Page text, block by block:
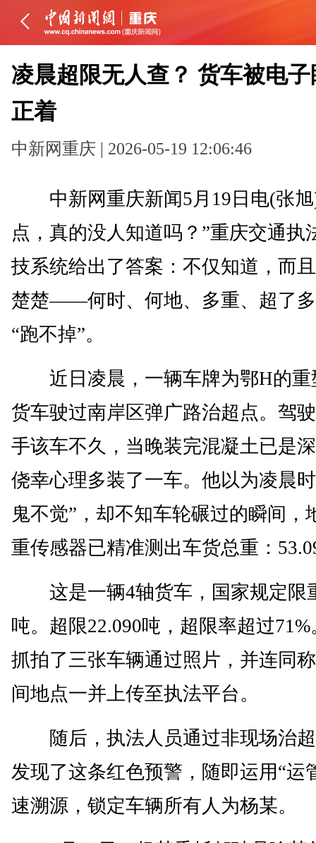
凌晨超限无人查？ 货车被电子
正着
中新网重庆 | 2026-05-19 12:06:46
中新网重庆新闻5月19日电(张旭
点，真的没人知道吗？”重庆交通执
技系统给出了答案：不仅知道，而
楚楚——何时、何地、多重、超了
“跑不掉”。
近日凌晨，一辆车牌为鄂H的重
货车驶过南岸区弹广路治超点。驾
手该车不久，当晚装完混凝土已是
侥幸心理多装了一车。他以为凌晨
鬼不觉”，却不知车轮碾过的瞬间，
重传感器已精准测出车货总重：
这是一辆4轴货车，国家规定限
吨。超限22.090吨，超限率超过
抓拍了三张车辆通过照片，并连同
间地点一并上传至执法平台。
随后，执法人员通过非现场治超
发现了这条红色预警，随即运用“运
速溯源，锁定车辆所有人为杨某。